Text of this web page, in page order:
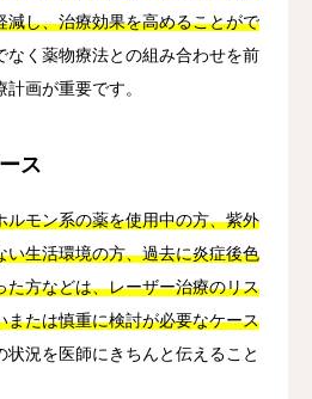
減し、治療効果を高めることがで
なく薬物療法との組み合わせを前
画が重要です。
ス
ルモン系の薬を使用中の方、紫外
い生活環境の方、過去に炎症後色
た方などは、レーザー治療のリス
または慎重に検討が必要なケース
状況を医師にきちんと伝えること